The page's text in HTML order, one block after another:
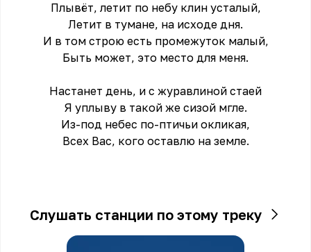
Плывёт, летит по небу клин усталый,
Летит в тумане, на исходе дня.
И в том строю есть промежуток малый,
Быть может, это место для меня.
Настанет день, и с журавлиной стаей
Я уплыву в такой же сизой мгле.
Из-под небес по-птичьи окликая,
Всех Вас, кого оставлю на земле.
Слушать станции по этому треку